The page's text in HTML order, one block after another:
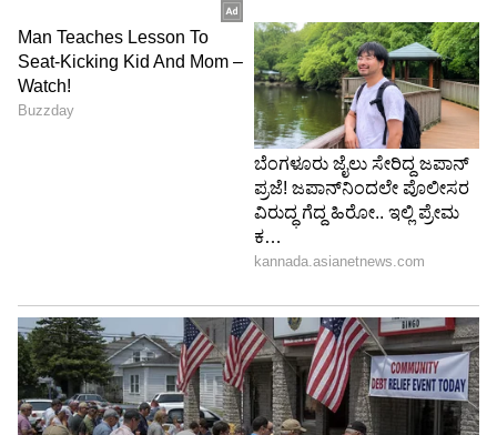
ಹಣಕಾಸು ವರ್ಷ 2026 ರಲ್ಲಿ ಎಸ್‌ಬಿಐನ ಕಾರ್ಯಾಚರಣೆ
ಲಾಭವು (Operating Profit) ಶೇಕಡಾ 11.25 ರಷ್ಟು
ಏರಿಕೆಯಾಗಿ ₹1,23,015 ಕೋಟಿ ತಲುಪಿದೆ. ಇದೇ ಅವಧಿಯಲ್ಲಿ
ಬ್ಯಾಂಕಿನ ಆಸ್ತಿಗಳ ಮೇಲಿನ ಆದಾಯದ ಪ್ರಮಾಣ (Return
on Assets - ROA) ಶೇಕಡಾ 1.12 ರಷ್ಟಿದ್ದರೆ, ಈಕ್ವಿಟಿ
ಮೇಲಿನ ಆದಾಯದ ಪ್ರಮಾಣ (Return on Equity -
ROE) ಶೇಕಡಾ 18.57 ರಷ್ಟಾಗಿದೆ. ಇನ್ನುಳಿದಂತೆ, ನಿವ್ವಳ ಬಡ್ಡಿ
ಆದಾಯವು (Net Interest Income - NII) ಹಿಂದಿನ
5
6